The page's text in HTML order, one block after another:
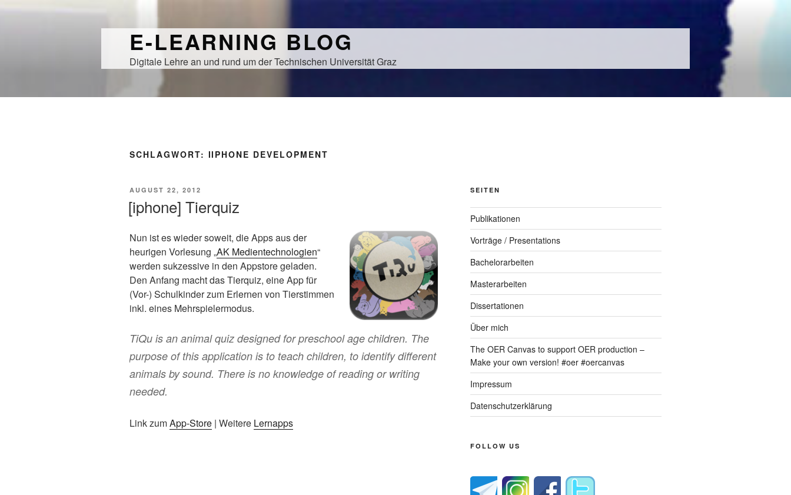
E-LEARNING BLOG
Digitale Lehre an und rund um der Technischen Universität Graz
SCHLAGWORT: IIPHONE DEVELOPMENT
VERÖFFENTLICHT
AUGUST 22, 2012
[iphone] Tierquiz
Nun ist es wieder soweit, die Apps aus der
heurigen Vorlesung „AK Medientechnologien“
werden sukzessive in den Appstore geladen.
Den Anfang macht das Tierquiz, eine App für
(Vor-) Schulkinder zum Erlernen von Tierstimmen
inkl. eines Mehrspielermodus.
TiQu is an animal quiz designed for preschool age children. The
purpose of this application is to teach children, to identify different
animals by sound. There is no knowledge of reading or writing
needed.
Link zumApp-Store | Weitere Lernapps
SEITEN
Publikationen
Vorträge / Presentations
Bachelorarbeiten
Masterarbeiten
Dissertationen
Über mich
The OER Canvas to support OER production –
Make your own version! #oer #oercanvas
Impressum
Datenschutzerklärung
FOLLOW US